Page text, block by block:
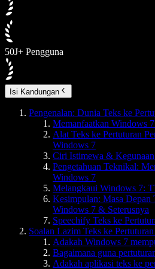
50J+ Pengguna
Isi Kandungan
Pengenalan: Dunia Teks ke
Memanfaatkan Windows
Alat Teks ke Pertuturan
Windows 7
Ciri Istimewa &
Pengetahuan Teknikal:
Windows 7
Melangkaui Windows 7:
Kesimpulan: Masa Depan
Windows 7 & Seterusnya
Speechify Teks ke
Soalan Lazim Teks ke
Adakah Windows 7
Bagaimana guna
Adakah aplikasi teks ke